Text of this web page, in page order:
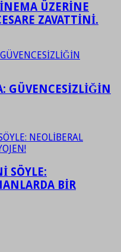
ÜZERİNE
ZAVATTİNİ.
GÜVENCESİZLİĞİN
SÖYLE:
BİR